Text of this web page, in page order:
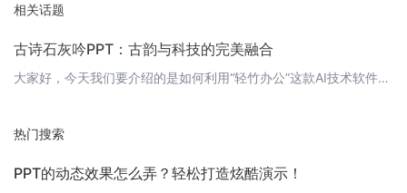
相关话题
古诗石灰吟PPT：古韵与科技的完美融合
大家好，今天我们要介绍的是如何利用“轻竹办公”这款AI技术软件，来制作一份富有古典韵味同时又充满科技感的PPT——以《石灰吟》这首古诗为例。 简介《石灰吟》是一首明代诗人于谦创作的诗，全文仅二十八字，概括了石灰石的形成过程和石灰的用途，语言简洁，寓意深刻。这首诗不仅在文学上有着重要的价值，同时也在科学史上占有一席之地。 制作思路我们的PPT设计思路是结合古诗的深厚底蕴和现代科技的创新元素，让两者在
热门搜索
PPT的动态效果怎么弄？轻松打造炫酷演示！